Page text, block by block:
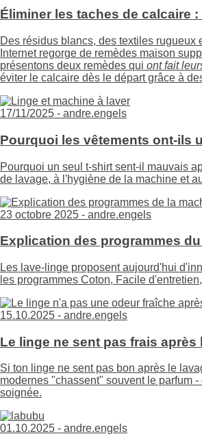
Éliminer les taches de calcaire
Des résidus blancs, des textiles
Internet regorge de remèdes maison
présentons deux remèdes qui ont fait
éviter le calcaire dès le départ grâce à
17/11/2025 - andre.engels
Pourquoi les vêtements ont-ils
Pourquoi un seul t-shirt sent-il mauvais
de lavage, à l'hygiène de la machine et
23 octobre 2025 - andre.engels
Explication des programmes
Les lave-linge proposent aujourd'hui
les programmes Coton, Facile
15.10.2025 - andre.engels
Le linge ne sent pas frais
Si ton linge ne sent pas bon après le
modernes "chassent" souvent le parfum
soignée.
01.10.2025 - andre.engels